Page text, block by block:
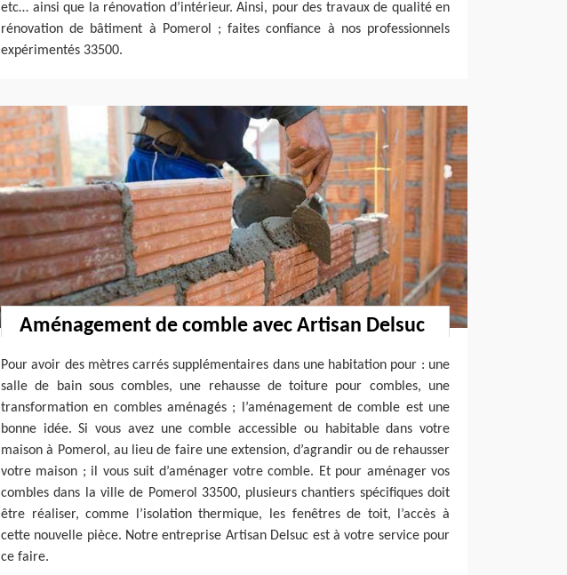
etc… ainsi que la rénovation d’intérieur. Ainsi, pour des travaux de qualité en
rénovation de bâtiment à Pomerol ; faites confiance à nos professionnels
expérimentés 33500.
Aménagement de comble avec Artisan Delsuc
Pour avoir des mètres carrés supplémentaires dans une habitation pour : une
salle de bain sous combles, une rehausse de toiture pour combles, une
transformation en combles aménagés ; l’aménagement de comble est une
bonne idée. Si vous avez une comble accessible ou habitable dans votre
maison à Pomerol, au lieu de faire une extension, d’agrandir ou de rehausser
votre maison ; il vous suit d’aménager votre comble. Et pour aménager vos
combles dans la ville de Pomerol 33500, plusieurs chantiers spécifiques doit
être réaliser, comme l’isolation thermique, les fenêtres de toit, l’accès à
cette nouvelle pièce. Notre entreprise Artisan Delsuc est à votre service pour
ce faire.